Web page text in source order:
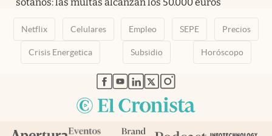
Netflix Celulares Empleo SEPE Precios
Crisis Energetica Subsidio Horóscopo
abre en nueva pestaña
abre en nueva pestaña
abre en nueva pestaña
abre en nueva pestaña
abre en nueva pestaña